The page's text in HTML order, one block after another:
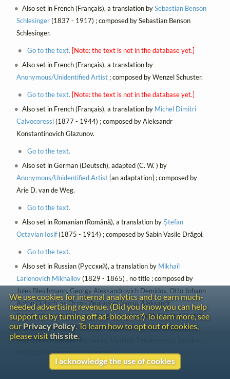
Also set in French (Français), a translation bySebastian Benson
Schlesinger(1837 - 1917) ; composed by Sebastian Benson
Schlesinger.
Go to the text. [Note: the text is not in the database yet.]
Also set in French (Français), a translation by
Anonymous/Unidentified Artist; composed by Wenzel Schuster.
Go to the text. [Note: the text is not in the database yet.]
Also set in French (Français), a translation by Michel Dimitri
Calvocoressi(1877 - 1944) ; composed by Aleksandr
Konstantinovich Glazunov.
Go to the text.
Also set in German (Deutsch), adapted (C. W. ) by
Anonymous/Unidentified Artist[an adaptation] ; composed by
Arie D. van de Weg.
Go to the text.
Also set in Romanian (Română), a translation byȘtefan
Octavian Iosif(1875 - 1914) ; composed by Sabin Vasile Drăgoi.
Go to the text.
Also set in Russian (Русский), a translation by Mikhail
Larionovich Mikhailov(1829 - 1865) , no title ; composed by
Jules Bleichmann, Georgy Aleksandrovich Demidov, Otto Johann
Anton Dütsch, as Оттон Иванович Дютш, Aleksandr
Konstantinovich Glazunov, Sergey Grigoryevich Grasgof, Rudolf
Ivanovich Mervolf, Mikhail Nikolayevich Ofrosimov, Nikolai
Andreyevich Rimsky-Korsakov, Vladimir Timofeyevich Sokolov,
Nikolay Feopemptovich Solovyov.
Go to the text.
We use cookies for internal analytics and to earn much-
needed advertising revenue. (Did you know you can help
support us by turning off ad-blockers?) To learn more, see
ourPrivacy Policy. To learn how to opt out of cookies,
please visitthis site.
I acknowledge the use of cookies